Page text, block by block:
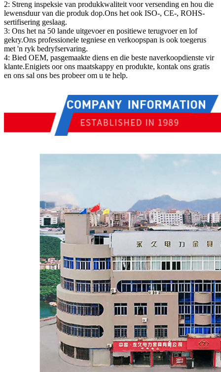
2: Streng inspeksie van produkkwaliteit voor versending en hou die
lewensduur van die produk dop.Ons het ook ISO-, CE-, ROHS-
sertifisering geslaag.
3: Ons het na 50 lande uitgevoer en positiewe terugvoer en lof
gekry.Ons professionele tegniese en verkoopspan is ook toegerus
met 'n ryk bedryfservaring.
4: Bied OEM, pasgemaakte diens en die beste naverkoopdienste vir
klante.Enigiets oor ons maatskappy en produkte, kontak ons ​​gratis
en ons sal ons bes probeer om u te help.